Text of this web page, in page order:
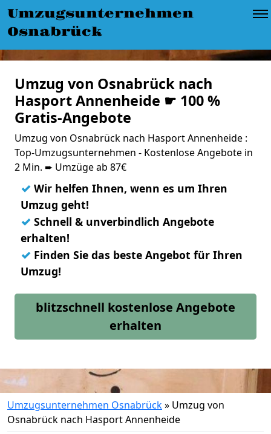
Umzugsunternehmen
Osnabrück
Umzug von Osnabrück nach
Hasport Annenheide ☛ 100 %
Gratis-Angebote
Umzug von Osnabrück nach Hasport Annenheide :
Top-Umzugsunternehmen - Kostenlose Angebote in
2 Min. ➨ Umzüge ab 87€
✓ Wir helfen Ihnen, wenn es um Ihren
Umzug geht!
✓ Schnell & unverbindlich Angebote
erhalten!
✓ Finden Sie das beste Angebot für Ihren
Umzug!
blitzschnell kostenlose Angebote
erhalten
Umzugsunternehmen Osnabrück» Umzug von
Osnabrück nach Hasport Annenheide